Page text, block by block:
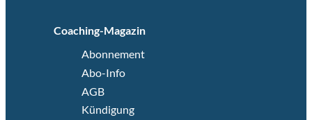
Coaching-Magazin
Abonnement
Abo-Info
AGB
Kündigung